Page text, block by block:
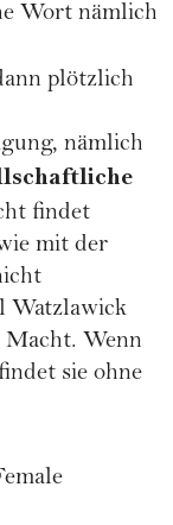
Wort nämlich
plötzlich
nämlich
findet
mit der
Watzlawick
Macht. Wenn
sie ohne